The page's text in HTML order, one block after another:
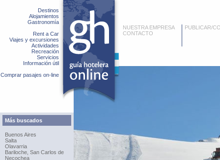
Destinos
Alojamientos
Gastronomía
Rent a Car
Viajes y excursiones
Actividades
Recreación
Servicios
Información útil
Comprar pasajes on-line
Más buscados
Buenos Aires
Salta
Olavarria
Bariloche, San Carlos de
Necochea
NUESTRA EMPRESA
CONTACTO
PUBLICAR/